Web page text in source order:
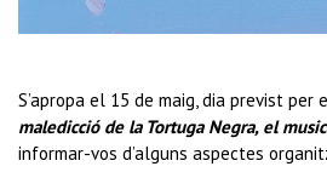
S’apropa el 15 de maig, dia previst per
maledicció de la Tortuga Negra, el
informar-vos d’alguns aspectes